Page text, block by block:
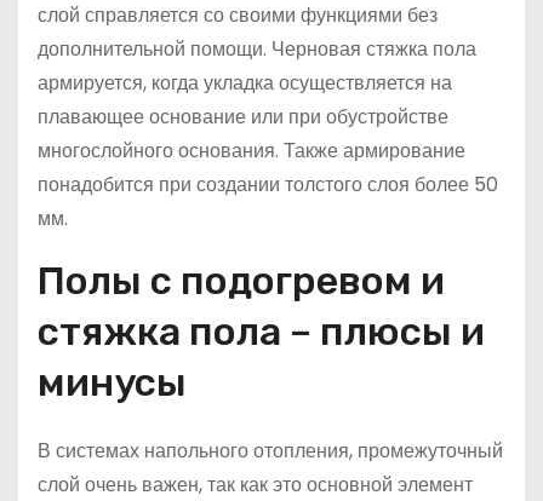
слой справляется со своими функциями без
дополнительной помощи. Черновая стяжка пола
армируется, когда укладка осуществляется на
плавающее основание или при обустройстве
многослойного основания. Также армирование
понадобится при создании толстого слоя более 50
мм.
Полы с подогревом и
стяжка пола – плюсы и
минусы
В системах напольного отопления, промежуточный
слой очень важен, так как это основной элемент